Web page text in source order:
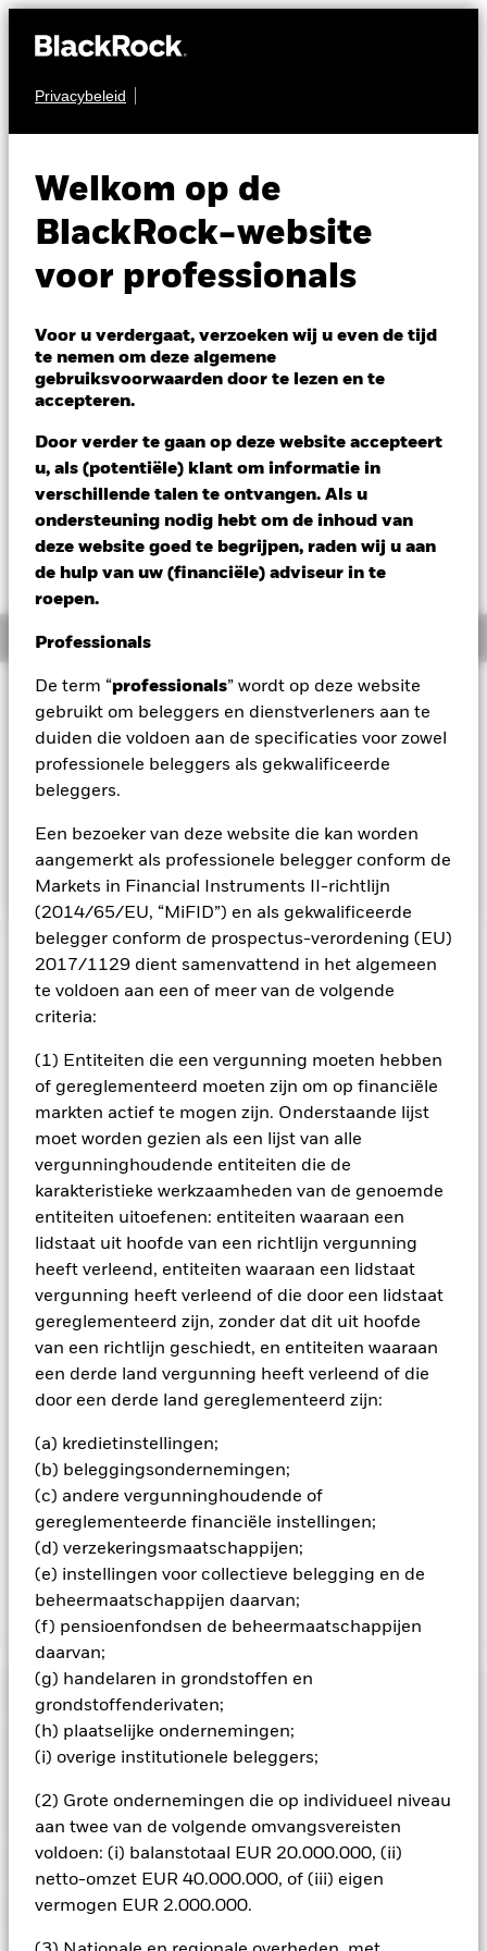
Privacybeleid
Welkom op de
BlackRock-website
voor professionals
Voor u verdergaat, verzoeken wij u even de tijd
te nemen om deze algemene
gebruiksvoorwaarden door te lezen en te
accepteren.
Door verder te gaan op deze website accepteert
u, als (potentiële) klant om informatie in
verschillende talen te ontvangen. Als u
ondersteuning nodig hebt om de inhoud van
deze website goed te begrijpen, raden wij u aan
de hulp van uw (financiële) adviseur in te
roepen.
Professionals
De term “professionals” wordt op deze website
gebruikt om beleggers en dienstverleners aan te
duiden die voldoen aan de specificaties voor zowel
professionele beleggers als gekwalificeerde
beleggers.
Een bezoeker van deze website die kan worden
aangemerkt als professionele belegger conform de
Markets in Financial Instruments II-richtlijn
(2014/65/EU, “MiFID”) en als gekwalificeerde
belegger conform de prospectus-verordening (EU)
2017/1129 dient samenvattend in het algemeen
te voldoen aan een of meer van de volgende
criteria:
(1) Entiteiten die een vergunning moeten hebben
of gereglementeerd moeten zijn om op financiële
markten actief te mogen zijn. Onderstaande lijst
moet worden gezien als een lijst van alle
vergunninghoudende entiteiten die de
karakteristieke werkzaamheden van de genoemde
entiteiten uitoefenen: entiteiten waaraan een
lidstaat uit hoofde van een richtlijn vergunning
heeft verleend, entiteiten waaraan een lidstaat
vergunning heeft verleend of die door een lidstaat
gereglementeerd zijn, zonder dat dit uit hoofde
van een richtlijn geschiedt, en entiteiten waaraan
een derde land vergunning heeft verleend of die
door een derde land gereglementeerd zijn:
(a) kredietinstellingen;
(b) beleggingsondernemingen;
(c) andere vergunninghoudende of
gereglementeerde financiële instellingen;
(d) verzekeringsmaatschappijen;
(e) instellingen voor collectieve belegging en de
beheermaatschappijen daarvan;
(f) pensioenfondsen de beheermaatschappijen
daarvan;
(g) handelaren in grondstoffen en
grondstoffenderivaten;
(h) plaatselijke ondernemingen;
(i) overige institutionele beleggers;
(2) Grote ondernemingen die op individueel niveau
aan twee van de volgende omvangsvereisten
voldoen: (i) balanstotaal EUR 20.000.000, (ii)
netto-omzet EUR 40.000.000, of (iii) eigen
vermogen EUR 2.000.000.
OBLIGATIES
Fund
NAV per 07/aug/2026
USD 9,65
Verandering NAV 1 dag per 07/aug/2026
USD -0,01 (-0,10%)
Morningstar Rating
Overzicht
Beleggingsdoel
belegging via een combinatie van kapitaalgroei en
opbrengsten uit de activa van het Fonds. Het Fonds belegt
over het algemeen ten minste 70% van zijn totale activa in
het Chinese vasteland en luidend in renminbi en in
renminbi-cashtegoeden.
BELANGRIJKE GEGEVENS: Kapitaalrisico.De waarde en
het rendement van beleggingen kunnen dalen en stijgen, en
Alle aandelenklassen met valutahedging van dit fonds
gebruiken derivaten om valutarisico's af te dekken. Het
gebruik van derivaten voor een aandelenklasse kan een
potentieel besmettingsrisico (ook bekend als spill-over) voor
beheermaatschappij van het fonds waarborgt dat er
geschikte procedures worden gebruikt om het
besmettingsrisico voor andere aandelenklassen te
minimaliseren. Via het uitklapvakje direct onder de naam van
het fonds, kunt u een lijst van alle aandelenklassen in het
fonds bekijken – aandelenklassen met valutahedging worden
aangegeven door het woord 'Hedged' in de naam van de
aandelenklassen met valutahedging op aanvraag
verkrijgbaar bij de beheermaatschappij van het fonds.
te reduceren, ontvangt het Fonds 62,5% van de hiermee
verbonden inkomsten en komen de resterende 37,5% ten
goede aan BlackRock als effectenuitleenagent. Aangezien de
verdeling van opbrengsten uit effectenleningen de
exploitatiekosten van het Fonds niet verhoogt, is deze niet in
de lopende kosten opgenomen.
Toon minder
BGF China Bond Fund
Risicometer
Performance
Grafiek
Volledige grafiek bekijken
Kredietrisico, veranderingen in rentetarieven en/of in de
wanbetalingsquote van emittenten hebben een aanzienlijk
invloed op de prestaties van vastrentende effecten. Potentiële
of werkelijke verlagingen van de kredietrating kunnen het
Opkomende markten zijn doorgaans
gevoeliger voor economische en politieke factoren dan
een groter 'liquiditeitsrisico', beperkingen op beleggingen in
Kerngegevens
Fondsomvang RMB 11.818.240.563
Portefeuille kenmerken
per 30/jun/2026
Ratings